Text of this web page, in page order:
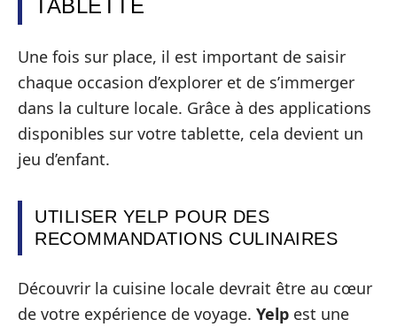
TABLETTE
Une fois sur place, il est important de saisir
chaque occasion d’explorer et de s’immerger
dans la culture locale. Grâce à des applications
disponibles sur votre tablette, cela devient un
jeu d’enfant.
UTILISER YELP POUR DES
RECOMMANDATIONS CULINAIRES
Découvrir la cuisine locale devrait être au cœur
de votre expérience de voyage. Yelp est une